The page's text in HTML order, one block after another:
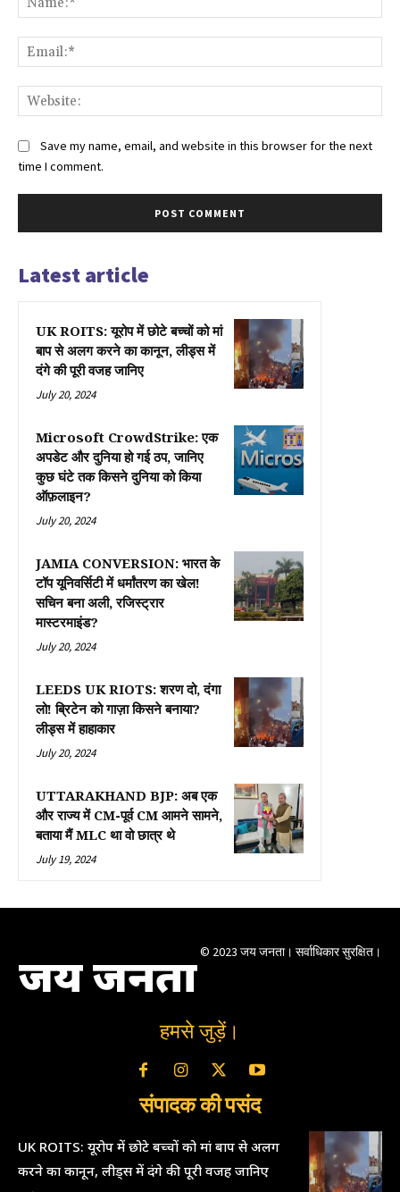
Save my name, email, and website in this browser for the next
time I comment.
Latest article
UK ROITS: यूरोप में छोटे बच्चों को मां
बाप से अलग करने का कानून, लीड्स में
दंगे की पूरी वजह जानिए
July 20, 2024
Microsoft CrowdStrike: एक
अपडेट और दुनिया हो गई ठप, जानिए
कुछ घंटे तक किसने दुनिया को किया
ऑफ़लाइन?
July 20, 2024
JAMIA CONVERSION: भारत के
टॉप यूनिवर्सिटी में धर्मांतरण का खेल!
सचिन बना अली, रजिस्ट्रार
मास्टरमाइंड?
July 20, 2024
LEEDS UK RIOTS: शरण दो, दंगा
लो! ब्रिटेन को गाज़ा किसने बनाया?
लीड्स में हाहाकार
July 20, 2024
UTTARAKHAND BJP: अब एक
और राज्य में CM-पूर्व CM आमने सामने,
बताया मैं MLC था वो छात्र थे
July 19, 2024
जय जनता © 2023 जय जनता। सर्वाधिकार सुरक्षित।
हमसे जुड़ें।
संपादक की पसंद
UK ROITS: यूरोप में छोटे बच्चों को मां बाप से अलग
करने का कानून, लीड्स में दंगे की पूरी वजह जानिए